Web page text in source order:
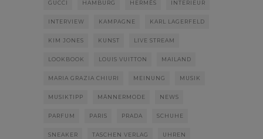
GUCCI HAMBURG HERMÈS INTERIEUR
INTERVIEW KAMPAGNE KARL LAGERFELD
KIM JONES KUNST LIVE STREAM
LOOKBOOK LOUIS VUITTON MAILAND
MARIA GRAZIA CHIURI MEINUNG MUSIK
MUSIKTIPP MÄNNERMODE NEWS
PARFUM PARIS PRADA SCHUHE
SNEAKER TASCHEN VERLAG UHREN